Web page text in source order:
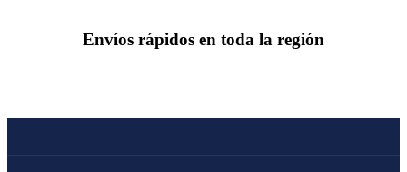
Envíos rápidos en toda la región